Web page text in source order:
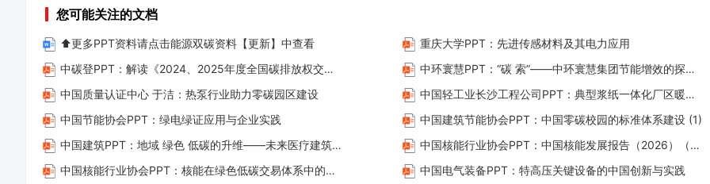
小时，同比增加60%。u 英国负电价时长达179小时，同比增长70%。3 三是促进人工智能技术应用于电力供需跨时空平衡的机制越来越受到关注
机制创新的内涵非常丰富，涉及到电力生产、输送、消费、监管等各方面、各环节。随着我国新能源全面入市，以下仅探讨三方面机制。国家电
力大模型”4目录 立足全国统一大市场的绿色电力交易机制01有利于保安全、降成本的市场和价格机...
您
下
文
档
后，
您
只
法
下
资
料
侵
权
等
您可能关注的文档
⬆️更多PPT资料请点击能源双碳资料【更新】中查看
重庆大学PPT：先进传感材料及其电力应用
中碳登PPT：解读《2024、2025年度全国碳排放权交易市场钢铁、水泥、铝冶炼行业配额总量和分配方案》(1)
中环寰慧PPT：“碳 索”——中环寰慧集团节能增效的探索与实践
中国质量认证中心 于洁：热泵行业助力零碳园区建设
中国轻工业长沙工程公司PPT：典型浆纸一体化厂区暖通节能路径探讨
中国节能协会PPT：绿电绿证应用与企业实践
中国建筑节能协会PPT：中国零碳校园的标准体系建设 (1)
中国建筑PPT：地域 绿色 低碳的升维——未来医疗建筑的实施路径
中国核能行业协会PPT：中国核能发展报告（2026）（简版）
中国核能行业协会PPT：核能在绿色低碳交易体系中的政策问题研究 (1)
中国电气装备PPT：特高压关键设备的中国创新与实践